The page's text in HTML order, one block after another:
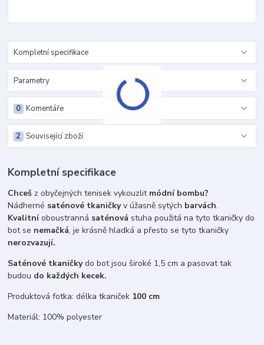
Kompletní specifikace
Parametry
Komentáře
0
Související zboží
2
Kompletní specifikace
Chceš z obyčejných tenisek vykouzlit módní bombu?
Nádherné saténové tkaničkyv úžasně sytých barvách.
Kvalitníoboustranná saténová stuha použitá na tyto tkaničky do
bot se nemačká, je krásně hladká a přesto se tyto tkaničky
nerozvazují.
Saténové tkaničkydo bot jsou široké 1,5 cm a pasovat tak
budou do každých kecek.
Produktová fotka: délka tkaniček 100 cm
Materiál: 100% polyester